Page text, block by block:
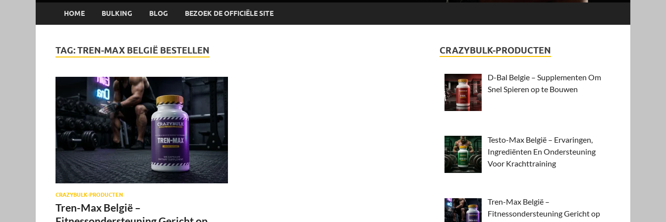
HOME BULKING BLOG BEZOEK DE OFFICIËLE SITE
TAG:TREN-MAX BELGIË BESTELLEN
CRAZYBULK-PRODUCTEN
Tren-Max België –
CRAZYBULK-PRODUCTEN
D-Bal Belgie – Supplementen Om
Snel Spieren op te Bouwen
Testo-Max België – Ervaringen,
Ingrediënten En Ondersteuning
Voor Krachttraining
Tren-Max België –
Fitnessondersteuning Gericht op